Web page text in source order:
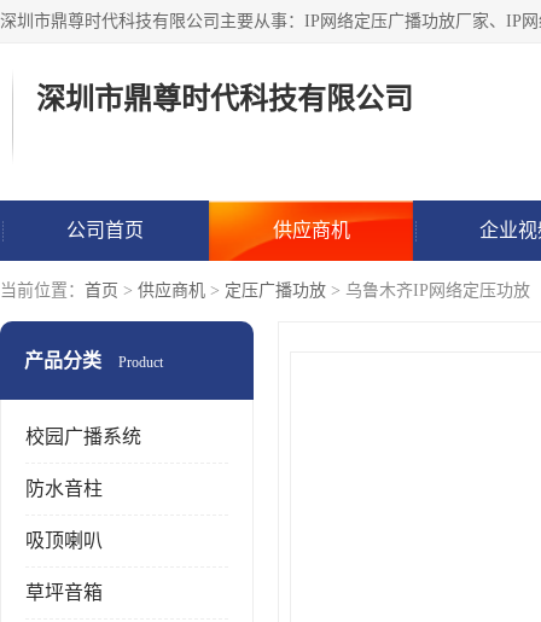
深圳市鼎尊时代科技有限公司
公司首页 供应商机 企业视
当前位置： 首页 > 供应商机 > 定压广播功放 > 乌鲁木齐IP网络定压功放
产品分类 Product
校园广播系统
防水音柱
吸顶喇叭
草坪音箱